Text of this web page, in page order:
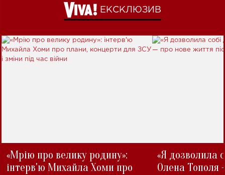
ЕКСКЛЮЗИВ
«Мрію про велику родину»:
інтерв'ю Михайла Хоми про
«Я дозволила
Олена Тополя